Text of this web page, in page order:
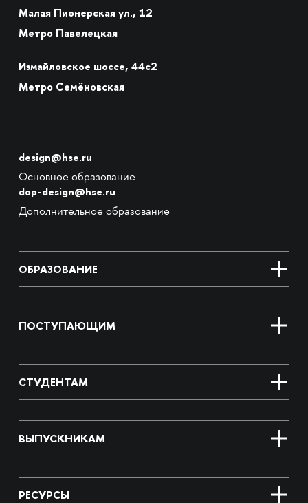
Малая Пионерская ул., 12
Метро Павелецкая
Измайловское шоссе, 44с2
Метро Семёновская
design@hse.ru
Основное образование
dop-design@hse.ru
Дополнительное образование
ОБРАЗОВАНИЕ
ПОСТУПАЮЩИМ
СТУДЕНТАМ
ВЫПУСКНИКАМ
РЕСУРСЫ